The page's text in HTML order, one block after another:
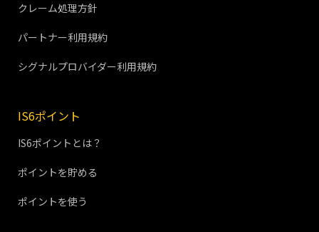
クレーム処理方針
パートナー利用規約
シグナルプロバイダー利用規約
IS6ポイント
IS6ポイントとは？
ポイントを貯める
ポイントを使う